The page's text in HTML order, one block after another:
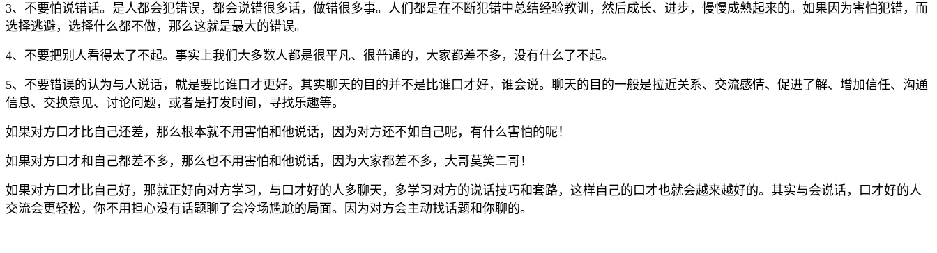
3、不要怕说错话。是人都会犯错误，都会说错很多话，做错很多事。人们都是在不断犯错中总结经验教训，然后成长、进步，慢慢成熟起来的。如果因为害怕犯错，而
选择逃避，选择什么都不做，那么这就是最大的错误。
4、不要把别人看得太了不起。事实上我们大多数人都是很平凡、很普通的，大家都差不多，没有什么了不起。
5、不要错误的认为与人说话，就是要比谁口才更好。其实聊天的目的并不是比谁口才好，谁会说。聊天的目的一般是拉近关系、 交流感情、促进了解、增加信任、沟通
信息、交换意见、讨论问题，或者是打发时间，寻找乐趣等。
如果对方口才比自己还差，那么根本就不用害怕和他说话，因为对方还不如自己呢，有什么害怕的呢！
如果对方口才和自己都差不多，那么也不用害怕和他说话，因为大家都差不多，大哥莫笑二哥！
如果对方口才比自己好，那就正好向对方学习，与口才好的人多聊天，多学习对方的说话技巧和套路，这样自己的口才也就会越来越好的。其实与会说话，口才好的人
交流会更轻松，你不用担心没有话题聊了会冷场尴尬的局面。因为对方会主动找话题和你聊的。